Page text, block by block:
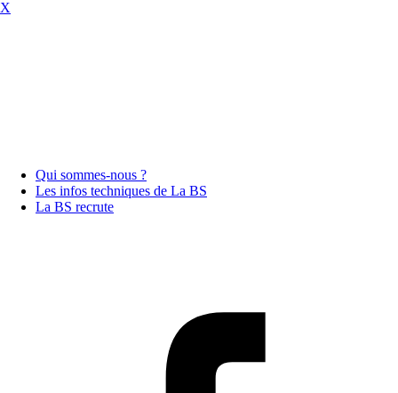
X
Qui sommes-nous ?
Les infos techniques de La BS
La BS recrute